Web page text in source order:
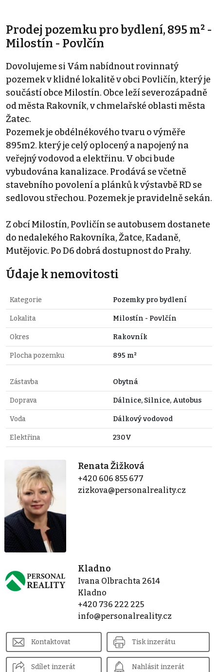
Prodej pozemku pro bydlení, 895 m² -
Milostín - Povlčín
Dovolujeme si Vám nabídnout rovinnatý
pozemek v klidné lokalitě v obci Povličín, který je
součástí obce Milostín. Obce leží severozápadně
od města Rakovník, v chmelařské oblasti města
Žatec.
Pozemek je obdélnékového tvaru o výměře
895m2. který je celý oplocený a napojený na
veřejný vodovod a elektřinu. V obci bude
vybudována kanalizace. Prodává se včetně
stavebního povolení a plánků k výstavbě RD se
sedlovou střechou. Pozemek je pravidelně sekán.
Z obcí Milostín, Povličín se autobusem dostanete
do nedalekého Rakovníka, Žatce, Kadaně,
Mutějovic. Po D6 dobrá dostupnost do Prahy.
Údaje k nemovitosti
Kategorie Pozemky pro bydlení
Lokalita Milostín - Povlčín
Okres Rakovník
Plocha pozemku 895 m²
Zástavba Obytná
Doprava Dálnice, Silnice, Autobus
Voda Dálkový vodovod
Elektřina 230V
Renata Žižková
+420 606 855 677
zizkova@personalreality.cz
Kladno
Ivana Olbrachta 2614
Kladno
+420 736 222 225
info@personalreality.cz
Kontaktovat Tisk inzerátu
Sdílet inzerát Nahlásit inzerát